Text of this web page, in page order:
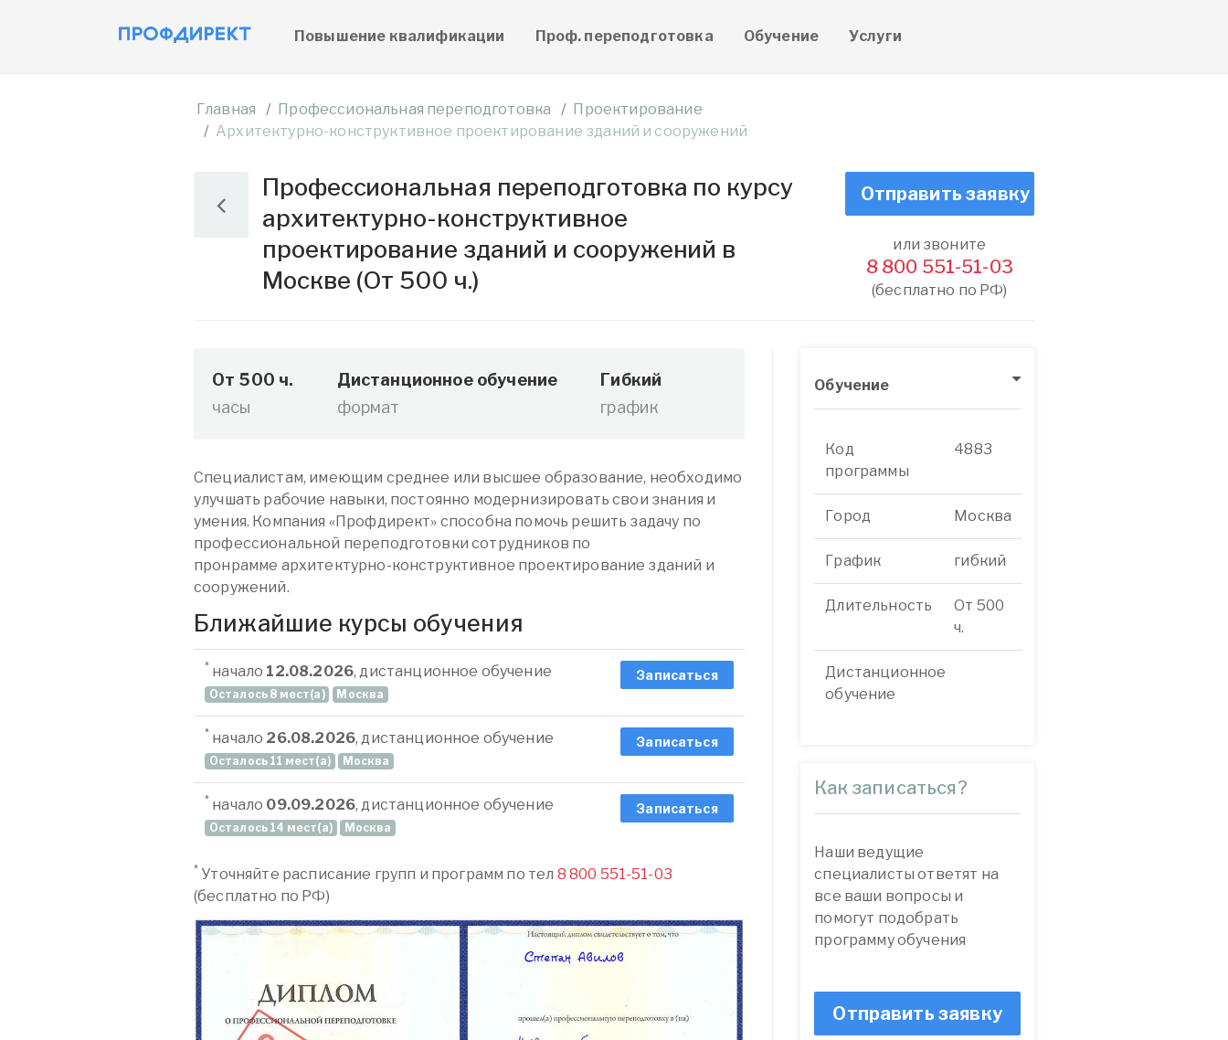
Повышение квалификации Проф. переподготовка Обучение Услуги
Главная Профессиональная переподготовка
Проектирование
Архитектурно-конструктивное проектирование зданий и сооружений
Профессиональная переподготовка по курсу
архитектурно-конструктивное
проектирование зданий и сооружений в
Москве (От 500 ч.)
Отправить заявку
или звоните
8 800 551-51-03
(бесплатно по РФ)
От 500 ч.
часы
Дистанционное обучение
формат
Гибкий
график
Специалистам, имеющим среднее или высшее образование, необходимо
улучшать рабочие навыки, постоянно модернизировать свои знания и
умения. Компания «Профдирект» способна помочь решить задачу по
профессиональной переподготовки сотрудников по
пронрамме архитектурно-конструктивное проектирование зданий и
сооружений.
Ближайшие курсы обучения
* начало 12.08.2026, дистанционное обучение
Осталось 8 мест(а) Москва
Записаться
* начало 26.08.2026, дистанционное обучение
Осталось 11 мест(а) Москва
Записаться
* начало 09.09.2026, дистанционное обучение
Осталось 14 мест(а) Москва
Записаться
* Уточняйте расписание групп и программ по тел 8 800 551-51-03
(бесплатно по РФ)
Обучение
Код
программы
4883
Город Москва
График гибкий
Длительность
От 500
ч.
Дистанционное
обучение
Как записаться?
Наши ведущие
специалисты ответят на
все ваши вопросы и
помогут подобрать
программу обучения
Отправить заявку